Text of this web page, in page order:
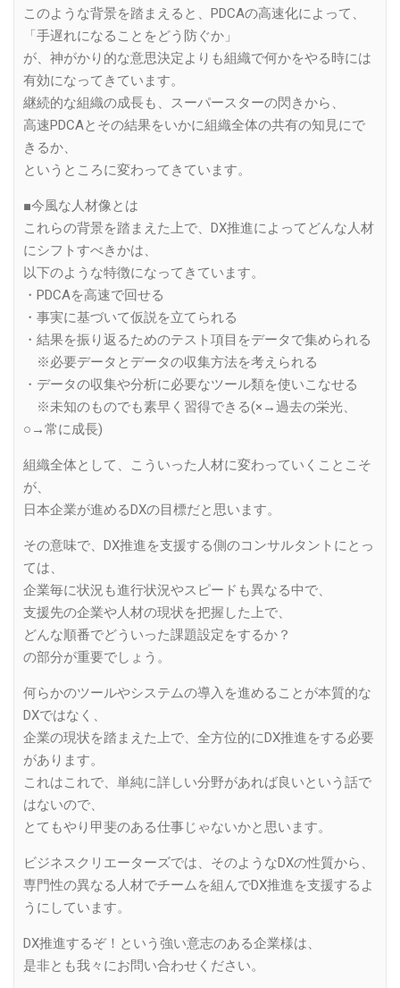
このような背景を踏まえると、PDCAの高速化によって、
「手遅れになることをどう防ぐか」
が、神がかり的な意思決定よりも組織で何かをやる時には
有効になってきています。
継続的な組織の成長も、スーパースターの閃きから、
高速PDCAとその結果をいかに組織全体の共有の知見にで
きるか、
というところに変わってきています。
■今風な人材像とは
これらの背景を踏まえた上で、DX推進によってどんな人材
にシフトすべきかは、
以下のような特徴になってきています。
・PDCAを高速で回せる
・事実に基づいて仮説を立てられる
・結果を振り返るためのテスト項目をデータで集められる
※必要データとデータの収集方法を考えられる
・データの収集や分析に必要なツール類を使いこなせる
※未知のものでも素早く習得できる(×→過去の栄光、
○→常に成長)
組織全体として、こういった人材に変わっていくことこそ
が、
日本企業が進めるDXの目標だと思います。
その意味で、DX推進を支援する側のコンサルタントにとっ
ては、
企業毎に状況も進行状況やスピードも異なる中で、
支援先の企業や人材の現状を把握した上で、
どんな順番でどういった課題設定をするか？
の部分が重要でしょう。
何らかのツールやシステムの導入を進めることが本質的な
DXではなく、
企業の現状を踏まえた上で、全方位的にDX推進をする必要
があります。
これはこれで、単純に詳しい分野があれば良いという話で
はないので、
とてもやり甲斐のある仕事じゃないかと思います。
ビジネスクリエーターズでは、そのようなDXの性質から、
専門性の異なる人材でチームを組んでDX推進を支援するよ
うにしています。
DX推進するぞ！という強い意志のある企業様は、
是非とも我々にお問い合わせください。